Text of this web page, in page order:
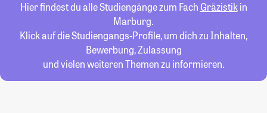
Hier findest du alle Studiengänge zum Fach Gräzistikin
Marburg.
Klick auf die Studiengangs-Profile, um dich zu Inhalten,
Bewerbung, Zulassung
und vielen weiteren Themen zu informieren.